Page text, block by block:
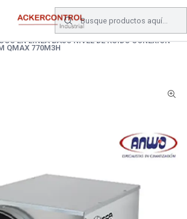
Climatizacion
EXTRACTORES
EN LINEA BAJO NIVEL DE RUIDO CONEXIÓN
QMAX 770M3H